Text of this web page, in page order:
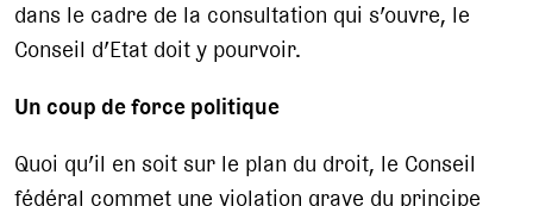
dans le cadre de la consultation qui s’ouvre, le
Conseil d’Etat doit y pourvoir.
Un coup de force politique
Quoi qu’il en soit sur le plan du droit, le Conseil
fédéral commet une violation grave du principe